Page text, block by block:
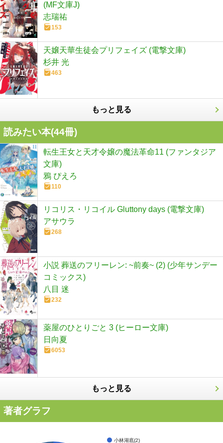
(MF文庫J)
志瑞祐
153
天嬢天華生徒会プリフェイズ (電撃文庫)
杉井 光
463
もっと見る
読みたい本(44冊)
転生王女と天才令嬢の魔法革命11 (ファンタジア
文庫)
鴉 ぴえろ
110
リコリス・リコイル Gluttony days (電撃文庫)
アサウラ
268
小説 葬送のフリーレン: ~前奏~ (2) (少年サンデー
コミックス)
八目 迷
232
薬屋のひとりごと 3 (ヒーロー文庫)
日向夏
6053
もっと見る
著者グラフ
小林湖底(2)